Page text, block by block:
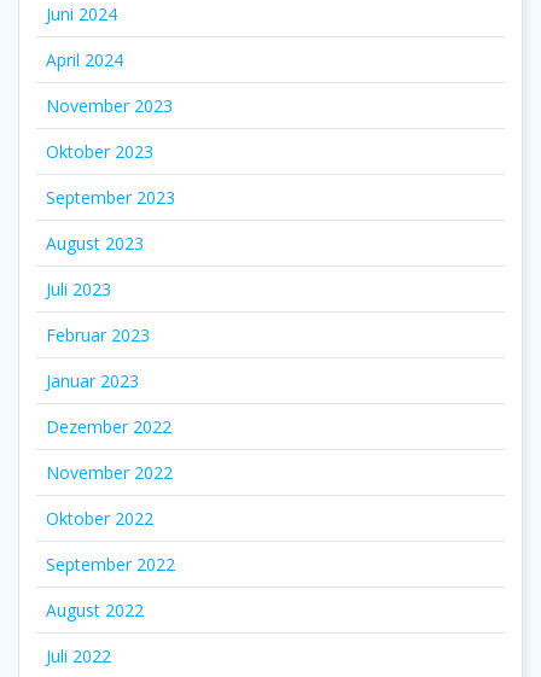
Juni 2024
April 2024
November 2023
Oktober 2023
September 2023
August 2023
Juli 2023
Februar 2023
Januar 2023
Dezember 2022
November 2022
Oktober 2022
September 2022
August 2022
Juli 2022